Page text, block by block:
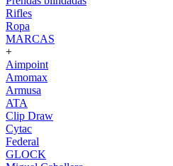
Rifles
Ropa
MARCAS
+
Aimpoint
Amomax
Armusa
ATA
Clip Draw
Cytac
Federal
GLOCK